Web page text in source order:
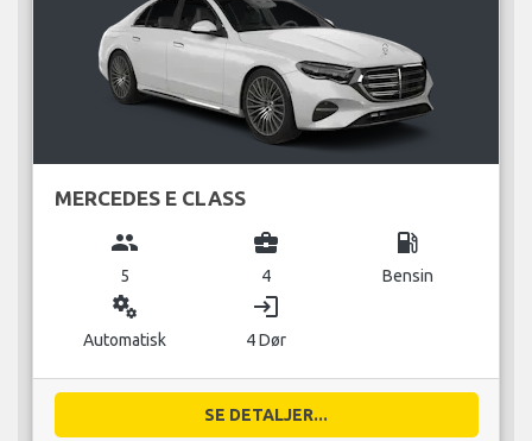
MERCEDES E CLASS
group
5
business_center
4
local_gas_station
Bensin
miscellaneous_services
Automatisk
login
4 Dør
SE DETALJER...